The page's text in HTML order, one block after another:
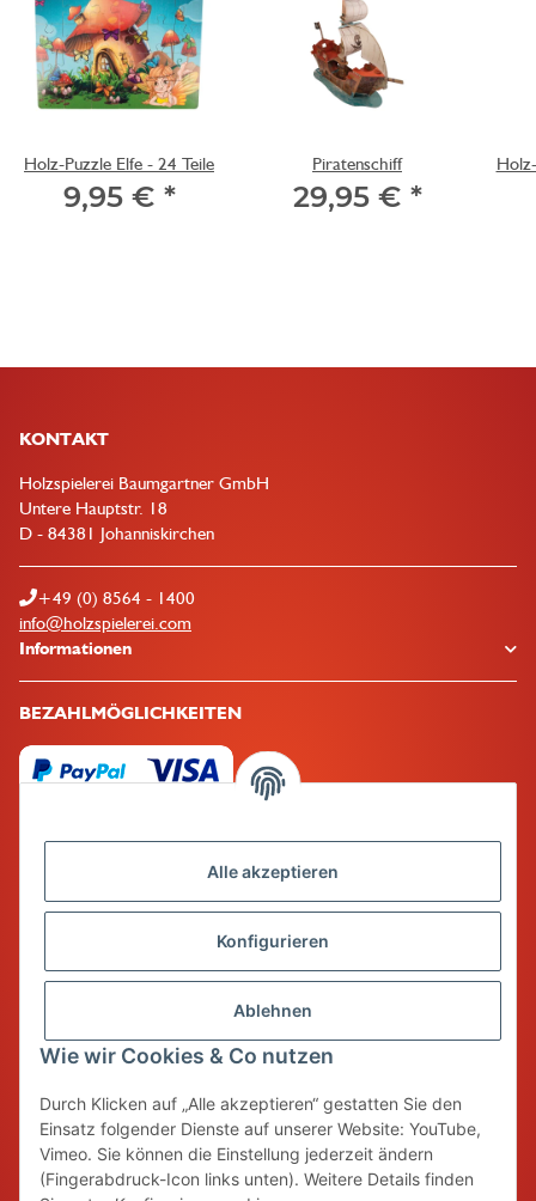
Alle akzeptieren
Konfigurieren
Ablehnen
Wie wir Cookies & Co nutzen
Durch Klicken auf „Alle akzeptieren“ gestatten Sie den
Einsatz folgender Dienste auf unserer Website: YouTube,
Vimeo. Sie können die Einstellung jederzeit ändern
(Fingerabdruck-Icon links unten). Weitere Details finden
Holz-Puzzle Elfe - 24 Teile
9,95 € *
Piratenschiff
29,95 € *
KONTAKT
Holzspielerei Baumgartner GmbH
Untere Hauptstr. 18
D - 84381 Johanniskirchen
+49 (0) 8564 - 1400
info@holzspielerei.com
Informationen
BEZAHLMÖGLICHKEITEN
Unser Qualitätsversprechen
Spiel & Spaß bedeutet für uns auch eine sorgfältige Auswahl an
Produkten, die nachhaltig und unbedenklich hergestellt werden und
eine lange Haltbarkeit besitzen. So werden nicht nur Ressourcen bei
der Herstellung geschont, sondern auch die Wegwerfkultur
allmählich überwunden. Wir setzen auf natürliche Materialien!